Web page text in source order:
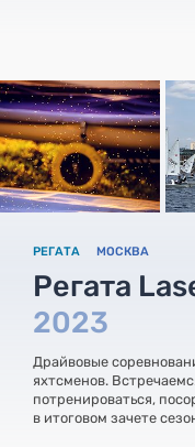
РЕГАТА МОСКВА
Регата
2023
Драйвовые
яхтсменов.
потренироваться,
в итоговом зачете